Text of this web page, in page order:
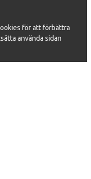
för att förbättra
använda sidan